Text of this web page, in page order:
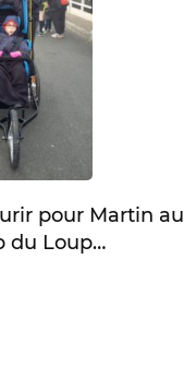
pour Martin au
du Loup…